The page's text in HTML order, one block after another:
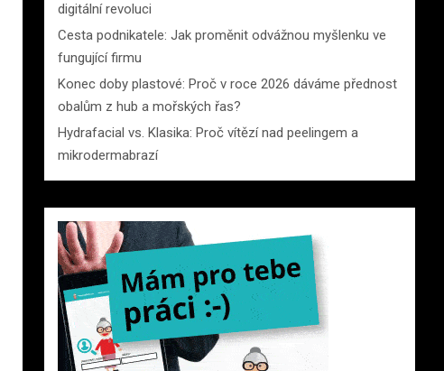
digitální revoluci
Cesta podnikatele: Jak proměnit odvážnou myšlenku ve
fungující firmu
Konec doby plastové: Proč v roce 2026 dáváme přednost
obalům z hub a mořských řas?
Hydrafacial vs. Klasika: Proč vítězí nad peelingem a
mikrodermabrazí